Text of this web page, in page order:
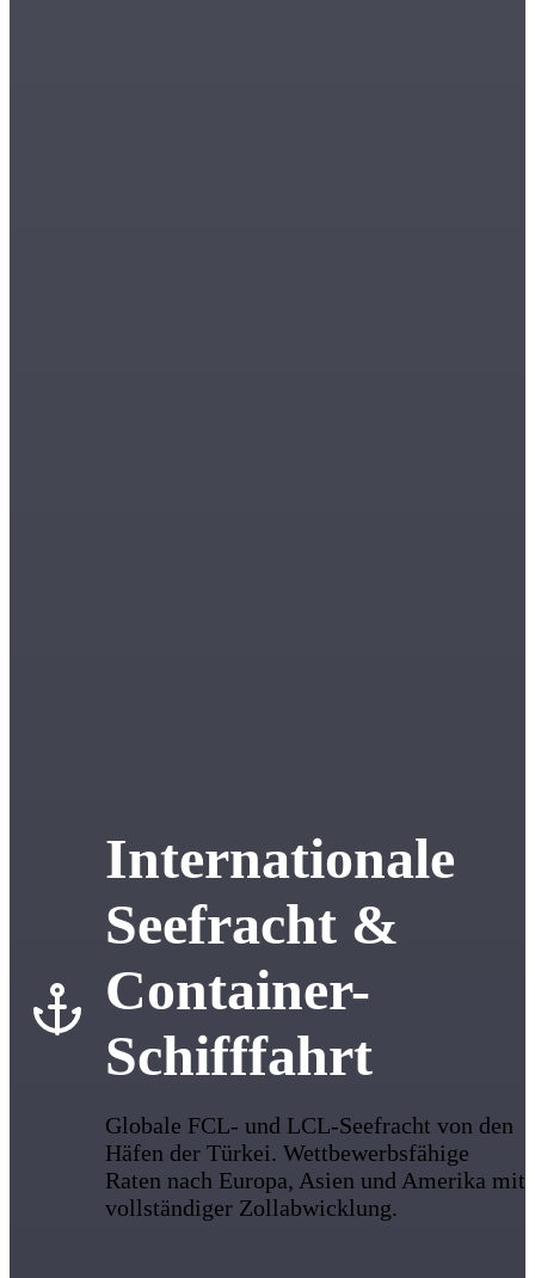
Internationale
Seefracht &
Container-
Schifffahrt
Globale FCL- und LCL-Seefracht von den
Häfen der Türkei. Wettbewerbsfähige
Raten nach Europa, Asien und Amerika mit
vollständiger Zollabwicklung.